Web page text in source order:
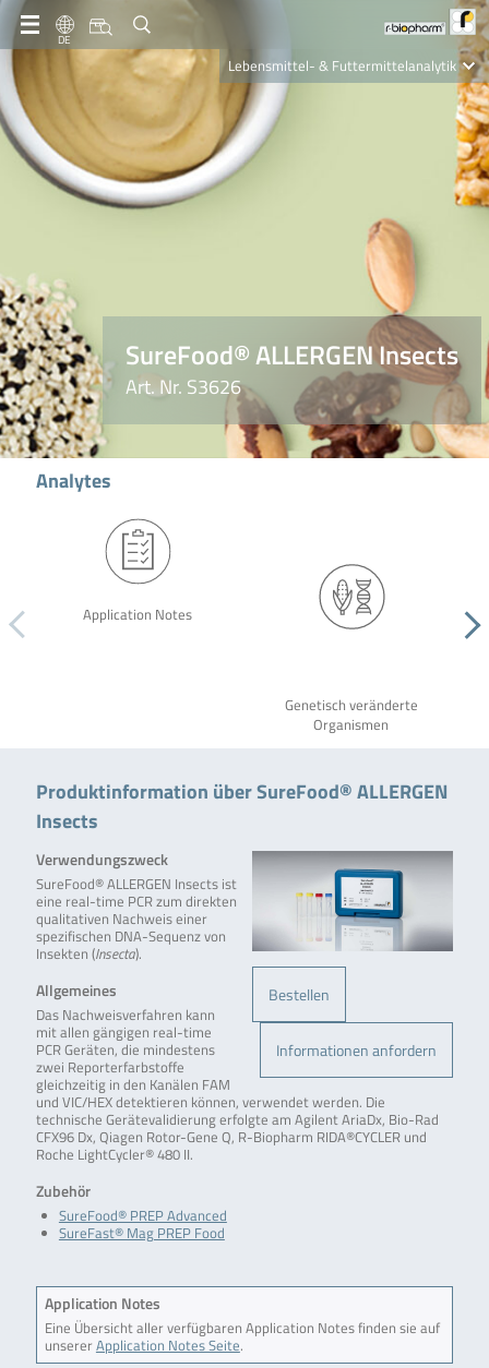
DE
Lebensmittel- & Futtermittelanalytik
Clinical Diagnostics
R-Biopharm AG
Nutrition Care
SureFood® ALLERGEN Insects
Art. Nr. S3626
Analytes
Application Notes
Genetisch veränderte
Organismen
Produktinformation über SureFood® ALLERGEN
Insects
Bestellen
Informationen anfordern
Verwendungszweck
SureFood® ALLERGEN Insects ist
eine real-time PCR zum direkten
qualitativen Nachweis einer
spezifischen DNA-Sequenz von
Insekten (Insecta).
Allgemeines
Das Nachweisverfahren kann
mit allen gängigen real-time
PCR Geräten, die mindestens
zwei Reporterfarbstoffe
gleichzeitig in den Kanälen FAM
und VIC/HEX detektieren können, verwendet werden. Die
technische Gerätevalidierung erfolgte am Agilent AriaDx, Bio-Rad
CFX96 Dx, Qiagen Rotor-Gene Q, R-Biopharm RIDA®CYCLER und
Roche LightCycler® 480 II.
Zubehör
SureFood® PREP Advanced
SureFast® Mag PREP Food
Application Notes
Eine Übersicht aller verfügbaren Application Notes finden sie auf
unsererApplication Notes Seite.